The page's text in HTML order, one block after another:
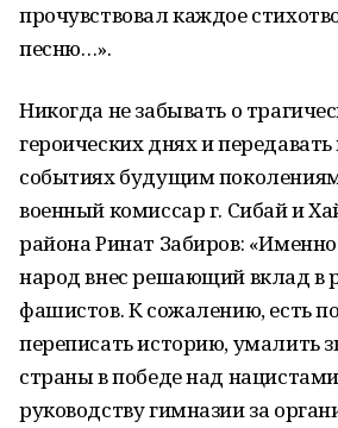
прочувствовал каждое
песню…».
Никогда не забывать о
героических днях и
событиях будущим
военный комиссар г. Сибай и
района Ринат Забиров:
народ внес решающий вклад в
фашистов. К сожалению, есть
переписать историю, умалить
страны в победе над
руководству гимназии за